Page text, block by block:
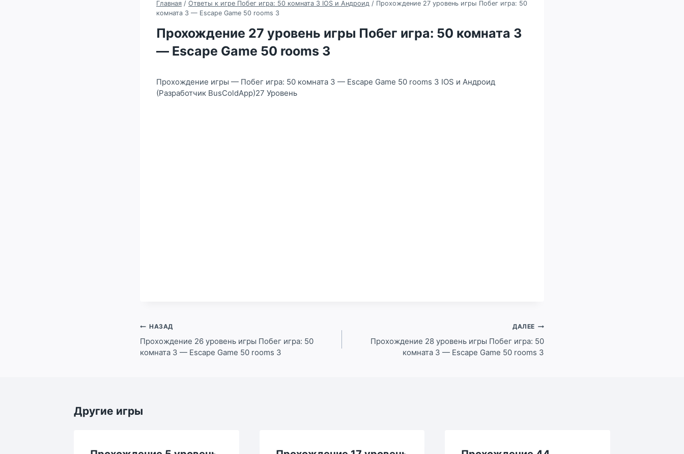
Главная / Ответы к игре Побег игра: 50 комната 3 IOS и Андроид / Прохождение 27 уровень игры Побег игра: 50
комната 3 — Escape Game 50 rooms 3
Прохождение 27 уровень игры Побег игра: 50 комната 3
— Escape Game 50 rooms 3
Прохождение игры — Побег игра: 50 комната 3 — Escape Game 50 rooms 3 IOS и Андроид
(Разработчик BusColdApp)27 Уровень
Навигация
по
записям
НАЗАД
Прохождение 26 уровень игры Побег игра: 50
комната 3 — Escape Game 50 rooms 3
ДАЛЕЕ
Прохождение 28 уровень игры Побег игра: 50
комната 3 — Escape Game 50 rooms 3
Другие игры